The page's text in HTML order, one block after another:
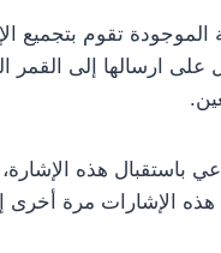
تقوم بتجميع
على ارسالها إلى القمر
باستقبال هذه
هذه الإشارات مرة أخرى